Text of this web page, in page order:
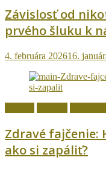
Závislosť od
prvého šluku k
4. februára 202616.
Zdravé fajčenie:
ako si zapáliť?